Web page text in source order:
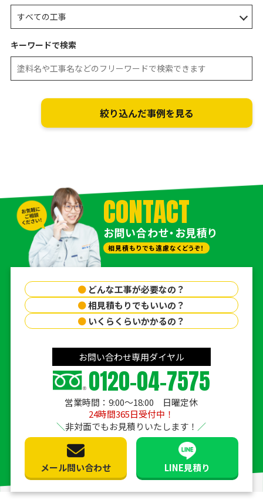
キーワードで検索
CONTACT
お問い合わせ・お見積り
相見積もりでも遠慮なくどうぞ！
● どんな工事が必要なの？
●相見積もりでもいいの？
● いくらくらいかかるの？
お問い合わせ専用ダイヤル
0120-04-7575
営業時間：9:00〜18:00 日曜定休
24時間365日受付中！
非対面でもお見積りいたします！
メール問い合わせ LINE見積り